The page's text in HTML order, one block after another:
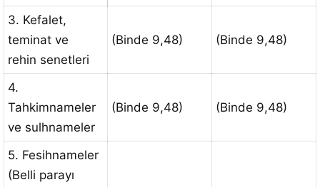
3. Kefalet,
teminat ve
rehin senetleri
(Binde 9,48) (Binde 9,48)
4.
Tahkimnameler
ve sulhnameler
(Binde 9,48) (Binde 9,48)
5. Fesihnameler
(Belli parayı